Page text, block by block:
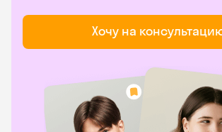
Хочу на